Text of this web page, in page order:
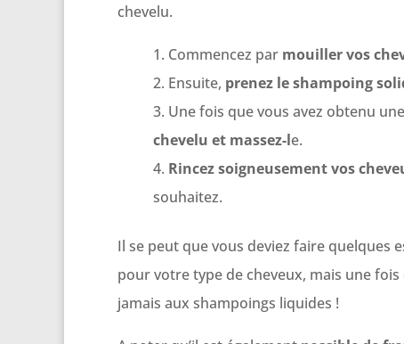
chevelu.
Commencez par mouiller vos
Ensuite, prenez le shampoing
Une fois que vous avez obtenu
chevelu et massez-le.
Rincez soigneusement vos
souhaitez.
Il se peut que vous deviez faire
pour votre type de cheveux, mais une
jamais aux shampoings liquides !